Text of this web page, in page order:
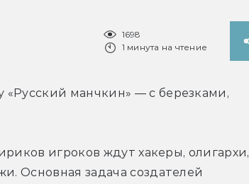
1698
1 минута на чтение
«Русский манчкин» — с березками,
игроков ждут хакеры, олигархи,
Основная задача создателей